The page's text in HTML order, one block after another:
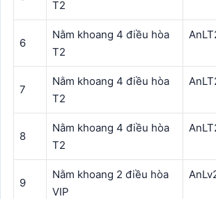
T2
6
Nằm khoang 4 điều hòa
T2
7
Nằm khoang 4 điều hòa
T2
8
Nằm khoang 4 điều hòa
T2
9
Nằm khoang 2 điều hòa
VIP